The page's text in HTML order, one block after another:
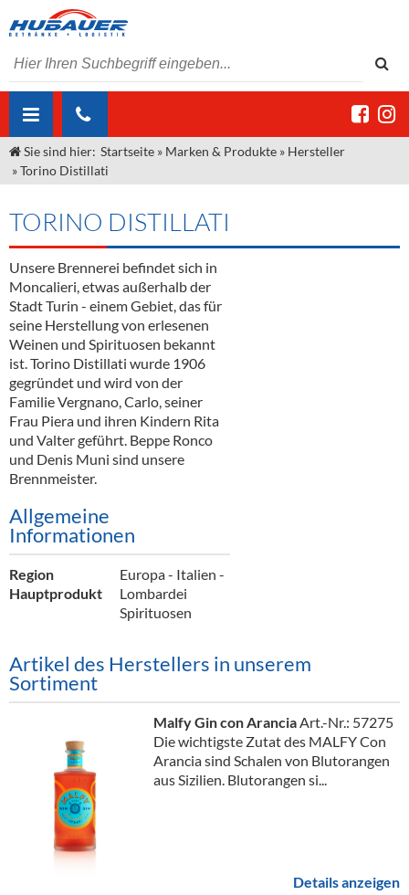
ÜBER UNS
Unser Liefergebiet
Unser Team
Kontakt
Angebote Gastronomie & Großhandel
Gastronomie
Großhandel
Innovation - Die Neue Art des Bierzapfens
"DroughtMaster"
Neuigkeiten
Termine
MARKEN & PRODUKTE
Weine & Schaumwein
Sirup
Spirituosen
Bier
Alkoholfreie Getränke
Öle & Küchenartikel
Barzubehör
Verpackung
DIENSTLEISTUNGEN
Kommisionskauf & Lieferbedingungen
Fremddienstleistungen
Sie sind hier: Startseite » Marken & Produkte » Hersteller
»Torino Distillati
TORINO DISTILLATI
Unsere Brennerei befindet sich in
Moncalieri, etwas außerhalb der
Stadt Turin - einem Gebiet, das für
seine Herstellung von erlesenen
Weinen und Spirituosen bekannt
ist. Torino Distillati wurde 1906
gegründet und wird von der
Familie Vergnano, Carlo, seiner
Frau Piera und ihren Kindern Rita
und Valter geführt. Beppe Ronco
und Denis Muni sind unsere
Brennmeister.
Allgemeine
Informationen
Region
Europa - Italien -
Lombardei
Hauptprodukt
Spirituosen
Artikel des Herstellers in unserem
Sortiment
Malfy Gin con AranciaArt.-Nr.: 57275
Die wichtigste Zutat des MALFY Con
Arancia sind Schalen von Blutorangen
aus Sizilien. Blutorangen si...
Details anzeigen